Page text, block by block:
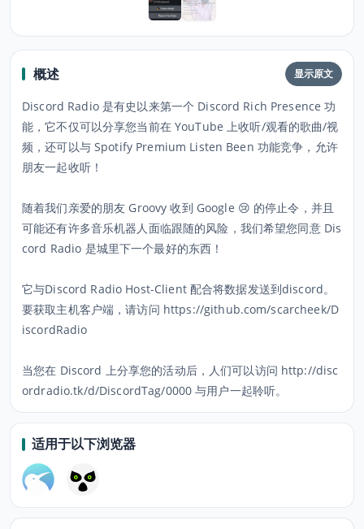
概述 显示原文
Discord Radio 是有史以来第一个 Discord Rich Presence 功
能，它不仅可以分享您当前在 YouTube 上收听/观看的歌曲/视
频，还可以与 Spotify Premium Listen Been 功能竞争，允许
朋友一起收听！
随着我们亲爱的朋友 Groovy 收到 Google 😢 的停止令，并且
可能还有许多音乐机器人面临跟随的风险，我们希望您同意 Dis
cord Radio 是城里下一个最好的东西！
它与Discord Radio Host-Client 配合将数据发送到discord。
要获取主机客户端，请访问 https://github.com/scarcheek/D
iscordRadio
当您在 Discord 上分享您的活动后，人们可以访问 http://disc
ordradio.tk/d/DiscordTag/0000 与用户一起聆听。
适用于以下浏览器